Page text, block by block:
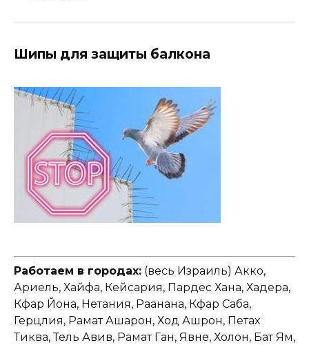
Шипы для защиты балкона
Работаем в городах: (весь Израиль) Акко,
Ариель, Хайфа, Кейсария, Пардес Хана, Хадера,
Кфар Йона, Нетания, Раанана, Кфар Саба,
Герцлия, Рамат Ашарон, Ход Ашрон, Петах
Тиква, Тель Авив, Рамат Ган, Явне, Холон, Бат Ям,